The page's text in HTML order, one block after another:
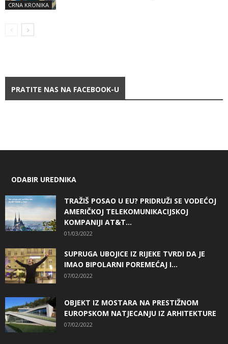
CRNA KRONIKA
PRATITE NAS NA FACEBOOK-U
ODABIR UREDNIKA
TRAŽIŠ POSAO U EU? PRIDRUŽI SE VODEĆOJ
AMERIČKOJ TELEKOMUNIKACIJSKOJ
KOMPANIJI AT&T...
01/03/2022
SUPRUGA UBOJICE IZ RIJEKE TVRDI DA JE
IMAO BIPOLARNI POREMEĆAJ I...
07/02/2022
OBJEKT IZ MOSTARA NA PRESTIŽNOM
EUROPSKOM NATJECANJU IZ ARHITEKTURE
07/02/2022